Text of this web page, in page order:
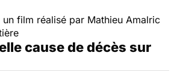
un film réalisé par Mathieu Amalric
cause de décès sur